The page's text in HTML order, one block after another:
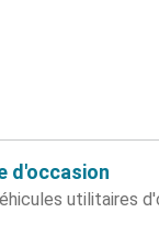
d'occasion
utilitaires